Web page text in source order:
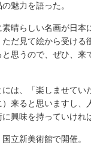
魅力を語った。
晴らしい名画が日本
だ見て絵から受け
思うので、ぜひ、
は、「楽しませてい
来ると思いますし
興味を持っていけれ
立新美術館で開催。